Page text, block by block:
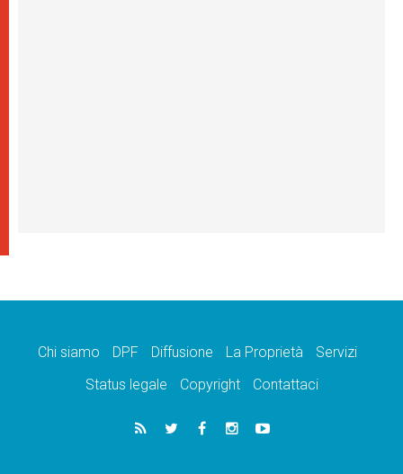
Chi siamo DPF Diffusione La Proprietà
Servizi
Status legale
Copyright Contattaci